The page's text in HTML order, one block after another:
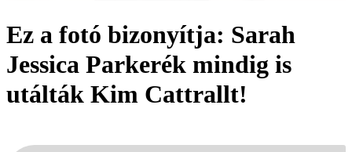
Ez a fotó bizonyítja: Sarah
Jessica Parkerék mindig is
utálták Kim Cattrallt!